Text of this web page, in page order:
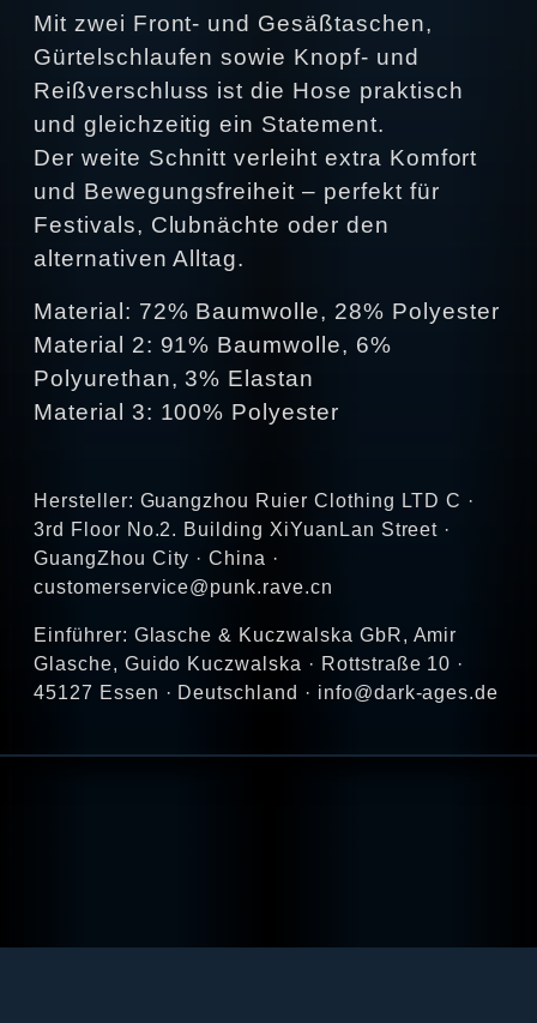
Mit zwei Front- und Gesäßtaschen,
Gürtelschlaufen sowie Knopf- und
Reißverschluss ist die Hose praktisch
und gleichzeitig ein Statement.
Der weite Schnitt verleiht extra Komfort
und Bewegungsfreiheit – perfekt für
Festivals, Clubnächte oder den
alternativen Alltag.
Material: 72% Baumwolle, 28% Polyester
Material 2: 91% Baumwolle, 6%
Polyurethan, 3% Elastan
Material 3: 100% Polyester
Hersteller: Guangzhou Ruier Clothing LTD C ·
3rd Floor No.2. Building XiYuanLan Street ·
GuangZhou City · China ·
customerservice@punk.rave.cn
Einführer: Glasche & Kuczwalska GbR, Amir
Glasche, Guido Kuczwalska · Rottstraße 10 ·
45127 Essen · Deutschland · info@dark-ages.de